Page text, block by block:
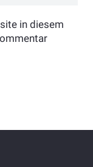
in diesem